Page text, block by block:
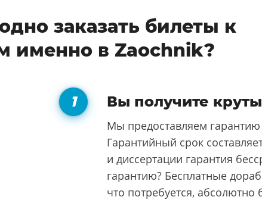
заказать билеты к
именно в Zaochnik?
Вы получите
Мы предоставляем
Гарантийный срок
и диссертации гарантия
гарантию? Бесплатные
что потребуется, абсолютно